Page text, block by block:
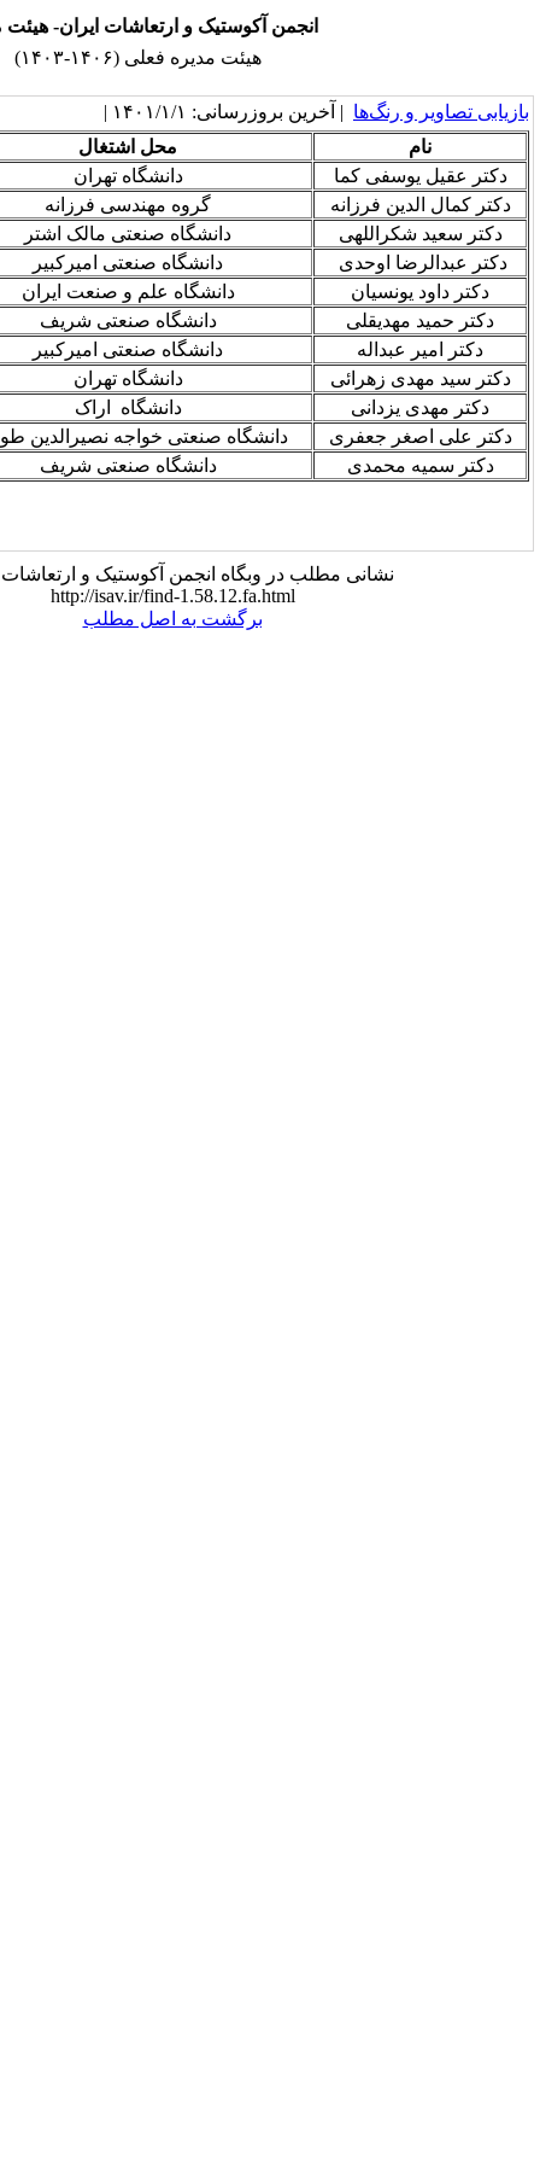
آکوستیک و ارتعاشات ایران- هیئت مدیره
۱۴۰۱/۱/۱ |
محل اشتغال
سمت در هیئت مدیره
دانشگاه تهران
رئیس
گروه مهندسی فرزانه
نایب رئیس
دانشگاه صنعتی مالک اشتر
خزانه‌دار
دانشگاه صنعتی امیرکبیر
عضو اصلی
دانشگاه علم و صنعت ایران
عضو اصلی
دانشگاه صنعتی شریف
عضو اصلی
دانشگاه صنعتی امیرکبیر
عضو اصلی
دانشگاه تهران
عضو علی‌البدل
دانشگاه اراک
عضو علی‌البدل
صنعتی خواجه نصیرالدین طوسی
بازرس
دانشگاه صنعتی شریف
بازرس علی‌البدل
انجمن آکوستیک و ارتعاشات ایران: